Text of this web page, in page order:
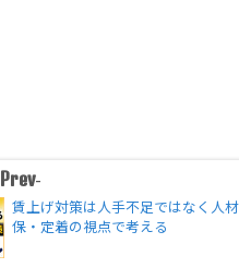
Prev-
賃上げ対策は人手不足ではなく人
保・定着の視点で考える